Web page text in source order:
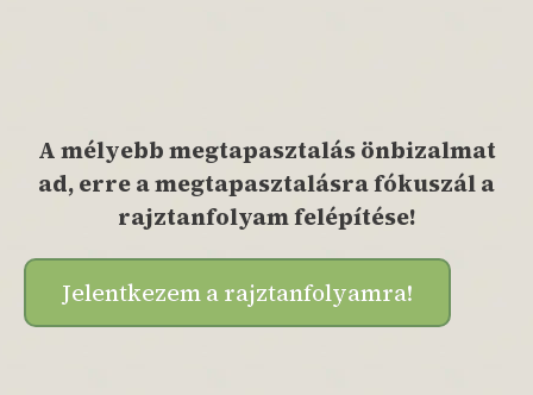
A mélyebb megtapasztalás önbizalmat
ad, erre a megtapasztalásra fókuszál a
rajztanfolyam felépítése!
Jelentkezem a rajztanfolyamra!